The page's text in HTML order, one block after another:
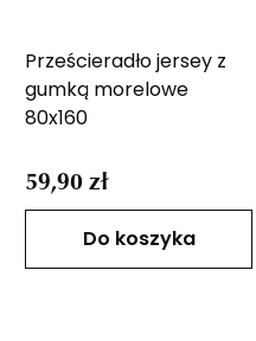
Prześcieradło jersey z
gumką morelowe
80x160
59,90 zł
Do koszyka